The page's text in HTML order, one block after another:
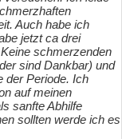
Auch habe ich
jetzt ca drei
schmerzenden
sind Dankbar) und
der Periode. Ich
auf meinen
sanfte Abhilfe
sollten werde ich es